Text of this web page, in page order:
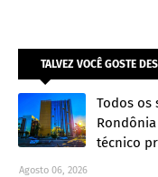
TALVEZ VOCÊ GOSTE
Todos os
técnico
Agosto 06, 2026